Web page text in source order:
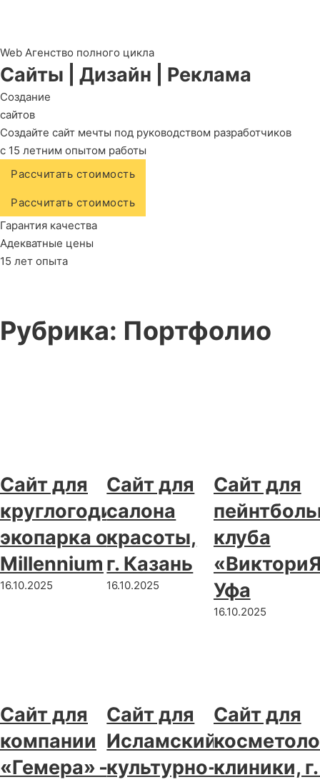
Web Агенство полного цикла
Сайты Дизайн Реклама
Создание
сайтов
Создайте сайт мечты под руководством разработчиков
с 15 летним опытом работы
Рассчитать стоимость
Рассчитать стоимость
Гарантия качества
Адекватные цены
15 лет опыта
Рубрика: Портфолио
Сайт для
круглогодичного
экопарка отдыха
Millennium
16.10.2025
Сайт для
салона
красоты,
г. Казань
16.10.2025
Сайт для
клуба
Уфа
16.10.2025
Сайт для
компании
«Гемера» —
Сайт для
Исламский
культурно-
Сайт для
клиники,